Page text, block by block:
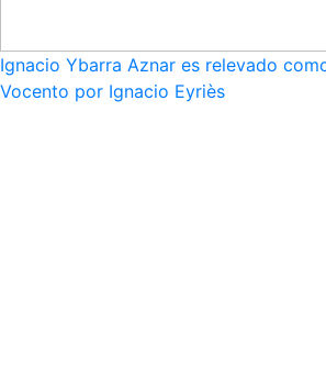
Ignacio Ybarra Aznar es relevado
Vocento por Ignacio Eyriès